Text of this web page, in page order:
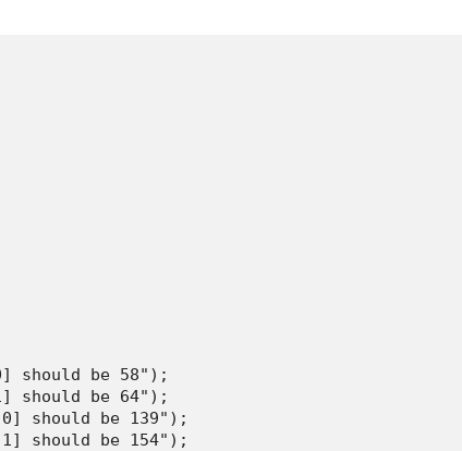
should be 58");
should be 64");
should be 139");
should be 154");